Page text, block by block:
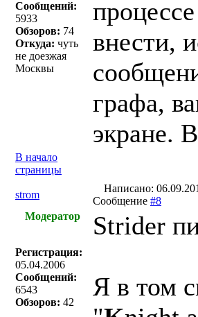
Сообщений:
5933
Обзоров: 74
Откуда: чуть
не доезжая
Москвы
внести,
графа,
экране.
В начало
страницы
strom
Написано:
Сообщение #8
Модератор
Регистрация:
05.04.2006
Сообщений:
6543
Обзоров: 42
Strider
Я в том